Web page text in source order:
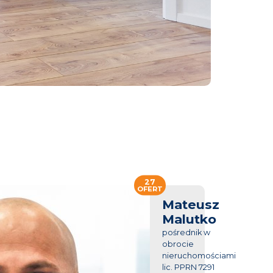
Mateusz
Malutko
pośrednik w
obrocie
nieruchomościami
lic. PPRN 7291
27
OFERT